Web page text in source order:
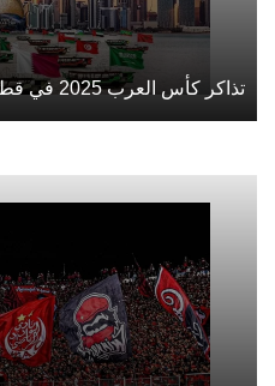
تذاكر كأس العرب 2025 في قطر